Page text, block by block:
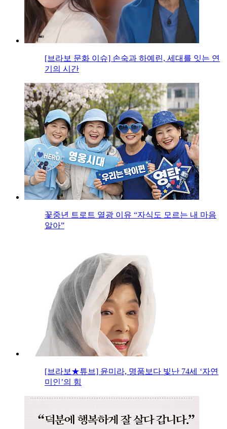
[브라보 문화 이슈] 손숙과 하예린, 세대를 잇는 연
기의 시간
꽃중년 트로트 열광 이유 “자식도 모르는 내 마음
알아”
[브라보★튜브] 윤미라, 명품보다 빛난 74세 ‘자연
미인’의 힘